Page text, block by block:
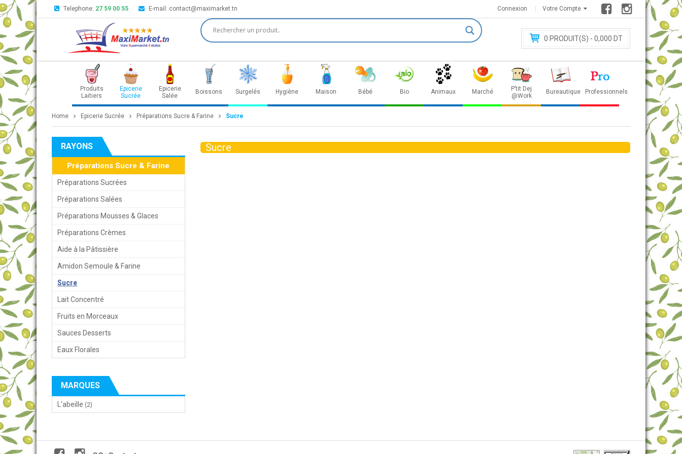
Telephone: 27 59 00 55 E-mail: contact@maximarket.tn Votre Compte
Connexion
0 PRODUIT(S) - 0,000 DT
Produits
Laitiers
Epicerie
Sucrée
Epicerie
Salée
Boissons Surgelés Hygiène Maison Bébé Bio Animaux Marché
P’tit Dej
@Work
Bureautique Professionnels
Home Epicerie Sucrée Préparations Sucre & Farine Sucre
RAYONS
Préparations Sucre & Farine
Préparations Sucrées
Préparations Salées
Préparations Mousses & Glaces
Préparations Crèmes
Aide à la Pâtissière
Amidon Semoule & Farine
Sucre
Lait Concentré
Fruits en Morceaux
Sauces Desserts
Eaux Florales
MARQUES
L'abeille (2)
Sucre